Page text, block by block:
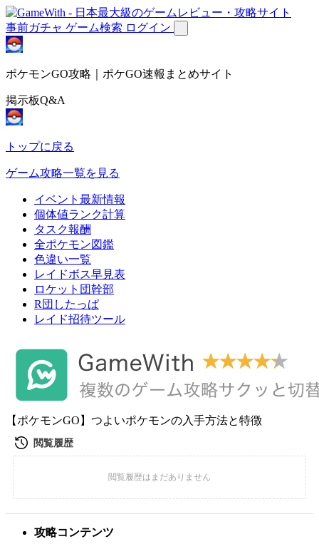
事前ガチャ ゲーム検索 ログイン
ポケモンGO攻略｜ポケGO速報まとめサイト
掲示板Q&A
トップに戻る
ゲーム攻略一覧を見る
イベント最新情報
個体値ランク計算
タスク報酬
全ポケモン図鑑
色違い一覧
レイドボス早見表
ロケット団幹部
R団したっぱ
レイド招待ツール
【ポケモンGO】つよいポケモンの入手方法と特徴
攻略コンテンツ